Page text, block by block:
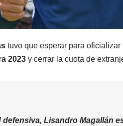
tuvo que esperar para
2023 y cerrar la cuota de
Lisandro Magallán